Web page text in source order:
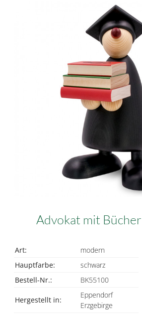
Advokat mit
Art:
modern
Hauptfarbe:
schwarz
Bestell-Nr.:
BK55100
Hergestellt in:
Eppendorf
Erzgebirge